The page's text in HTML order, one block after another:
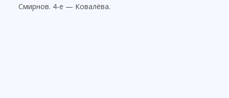
Смирнов. 4-е — Ковалёва.